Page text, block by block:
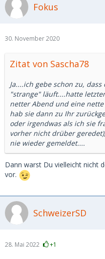
Fokus
30. November 2020
Zitat von Sascha78
Ja....ich gebe schon zu,
"strange" läuft....hatte
netter Abend und eine
hab sie dann zu Ihr
oder irgendwas als ich sie
vorher nicht drüber
nie wieder gemeldet....
Dann warst Du vielleicht nicht
vor.
SchweizerSD
28. Mai 2022 +1